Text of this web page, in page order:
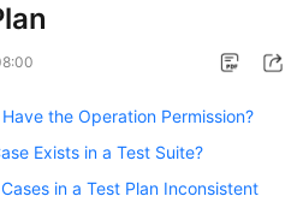
the Operation Permission?
Exists in a Test Suite?
in a Test Plan Inconsistent